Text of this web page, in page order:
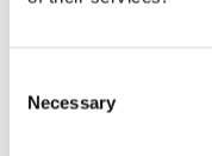
Selection
Necessary